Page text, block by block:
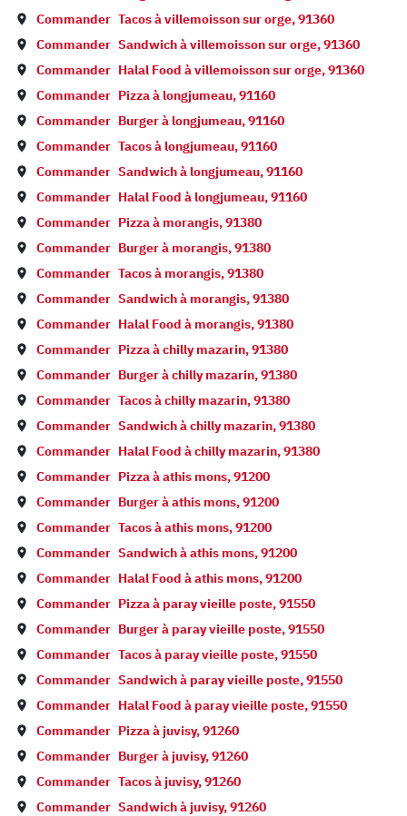
Commander Tacos àvillemoisson sur orge,91360
Commander Sandwich àvillemoisson sur orge,91360
Commander Halal Food àvillemoisson sur orge,91360
Commander Pizza à longjumeau,91160
Commander Burger à longjumeau,91160
Commander Tacos à longjumeau,91160
Commander Sandwich à longjumeau,91160
Commander Halal Food à longjumeau,91160
Commander Pizza à morangis,91380
Commander Burger à morangis,91380
Commander Tacos à morangis,91380
Commander Sandwich à morangis,91380
Commander Halal Food à morangis,91380
Commander Pizza àchilly mazarin,91380
Commander Burger àchilly mazarin,91380
Commander Tacos àchilly mazarin,91380
Commander Sandwich àchilly mazarin,91380
Commander Halal Food àchilly mazarin,91380
Commander Pizza àathis mons,91200
Commander Burger àathis mons,91200
Commander Tacos àathis mons,91200
Commander Sandwich àathis mons,91200
Commander Halal Food àathis mons,91200
Commander Pizza à paray vieille poste,91550
Commander Burger à paray vieille poste,91550
Commander Tacos à paray vieille poste,91550
Commander Sandwich à paray vieille poste,91550
Commander Halal Food à paray vieille poste,91550
Commander Pizza àjuvisy,91260
Commander Burger àjuvisy,91260
Commander Tacos àjuvisy,91260
Commander Sandwich àjuvisy,91260